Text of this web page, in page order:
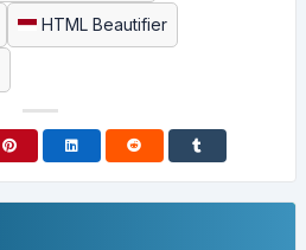
HTML Beautifier